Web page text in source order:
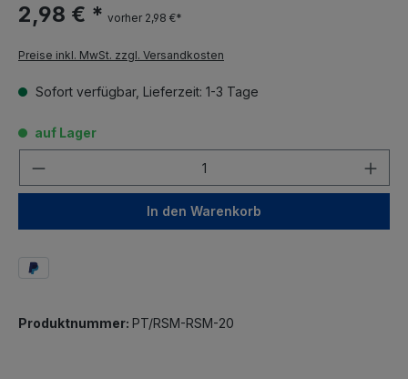
2,98 € * vorher 2,98 €*
Preise inkl. MwSt. zzgl. Versandkosten
Sofort verfügbar, Lieferzeit: 1-3 Tage
auf Lager
In den Warenkorb
Produktnummer: PT/RSM-RSM-20